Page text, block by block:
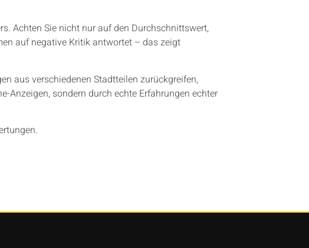
Achten Sie nicht nur auf den Durchschnittswert,
auf negative Kritik antwortet – das zeigt
aus verschiedenen Stadtteilen zurückgreifen,
Anzeigen, sondern durch echte Erfahrungen echter